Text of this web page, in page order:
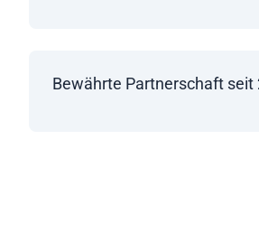
Bewährte Partnerschaft seit